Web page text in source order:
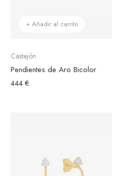
+ Añadir al carrito
Castejón
Pendientes de Aro Bicolor
444 €